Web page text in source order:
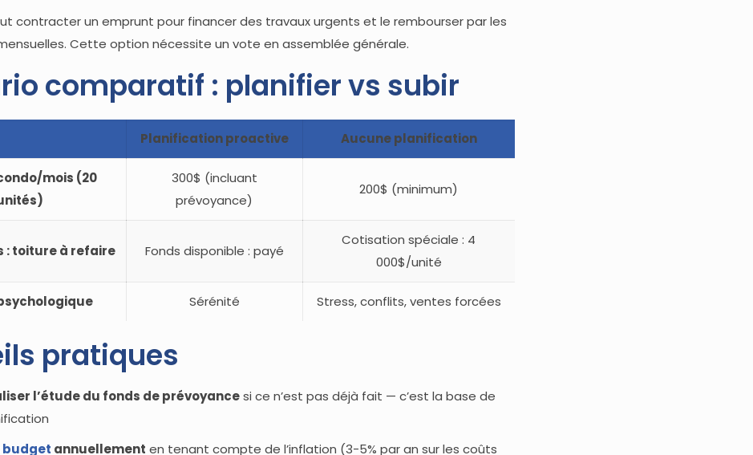
contracter un emprunt pour financer des travaux urgents et le rembourser par les
Cette option nécessite un vote en assemblée générale.
comparatif : planifier vs subir
Planification proactive Aucune planification
mois (20
300$ (incluant
prévoyance)
200$ (minimum)
: toiture à refaire Fonds disponible : payé
Cotisation spéciale : 4
000$/unité
Sérénité Stress, conflits, ventes forcées
pratiques
l’étude du fonds de prévoyancesi ce n’est pas déjà fait — c’est la base de
budget annuellement en tenant compte de l’inflation (3-5% par an sur les coûts